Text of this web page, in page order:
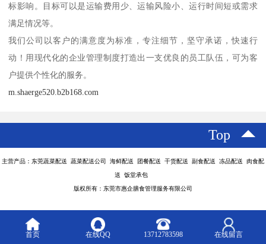
标影响。目标可以是运输费用少、运输风险小、运行时间短或需求
满足情况等。
我们公司以客户的满意度为标准，专注细节，坚守承诺，快速行
动！用现代化的企业管理制度打造出一支优良的员工队伍，可为客
户提供个性化的服务。
m.shaerge520.b2b168.com
Top
主营产品：东莞蔬菜配送 蔬菜配送公司 海鲜配送 团餐配送 干货配送 副食配送 冻品配送 肉食配
送 饭堂承包
版权所有：东莞市惠企膳食管理服务有限公司
首页 在线QQ 13712783598 在线留言